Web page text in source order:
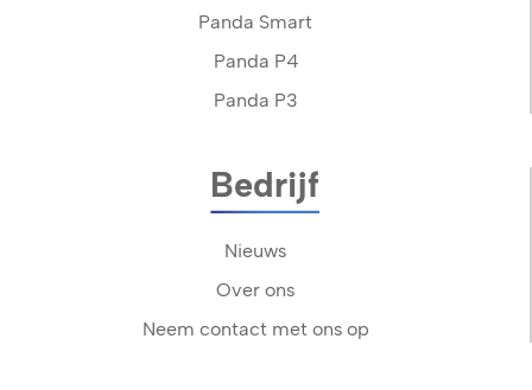
Panda Smart
Panda P4
Panda P3
Bedrijf
Nieuws
Over ons
Neem contact met ons op